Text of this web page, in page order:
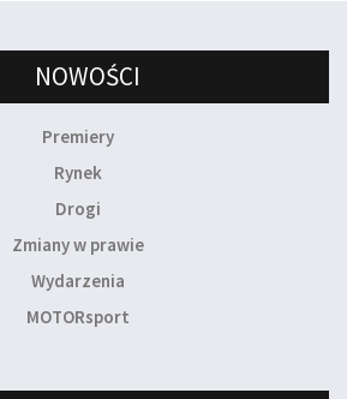
NOWOŚCI
Premiery
Rynek
Drogi
Zmiany w prawie
Wydarzenia
MOTORsport